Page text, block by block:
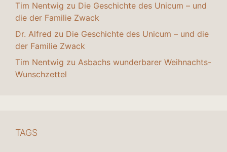
Tim Nentwig zu Die Geschichte des Unicum – und
die der Familie Zwack
Dr. Alfred zu Die Geschichte des Unicum – und die
der Familie Zwack
Tim Nentwig zu Asbachs wunderbarer Weihnachts-
Wunschzettel
TAGS